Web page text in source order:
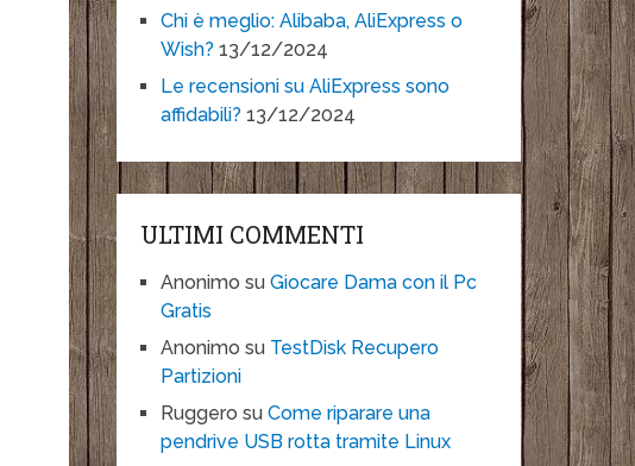
Chi è meglio: Alibaba, AliExpress o
Wish? 13/12/2024
Le recensioni su AliExpress sono
affidabili? 13/12/2024
ULTIMI COMMENTI
Anonimo suGiocare Dama con il Pc
Gratis
Anonimo su TestDisk Recupero
Partizioni
Ruggero suCome riparare una
pendrive USB rotta tramite Linux